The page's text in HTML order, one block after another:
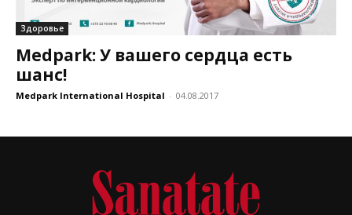
Здоровье
Medpark: У вашего сердца есть
шанс!
Medpark International Hospital - 04.08.2017